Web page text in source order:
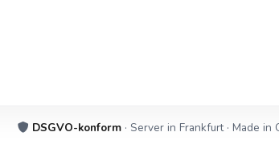
DSGVO-konform· Server in Frankfurt · Made in